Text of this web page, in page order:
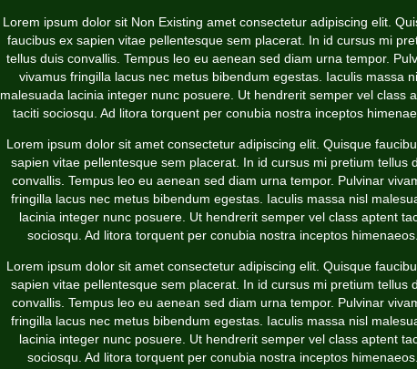
Lorem ipsum dolor sit Non Existing amet consectetur adipiscing elit.
faucibus ex sapien vitae pellentesque sem placerat. In id cursus mi
tellus duis convallis. Tempus leo eu aenean sed diam urna tempor.
vivamus fringilla lacus nec metus bibendum egestas. Iaculis massa
malesuada lacinia integer nunc posuere. Ut hendrerit semper vel class
taciti sociosqu. Ad litora torquent per conubia nostra inceptos
Lorem ipsum dolor sit amet consectetur adipiscing elit. Quisque
sapien vitae pellentesque sem placerat. In id cursus mi pretium tellus
convallis. Tempus leo eu aenean sed diam urna tempor. Pulvinar
fringilla lacus nec metus bibendum egestas. Iaculis massa nisl
lacinia integer nunc posuere. Ut hendrerit semper vel class aptent
sociosqu. Ad litora torquent per conubia nostra inceptos himenaeos.
Lorem ipsum dolor sit amet consectetur adipiscing elit. Quisque
sapien vitae pellentesque sem placerat. In id cursus mi pretium tellus
convallis. Tempus leo eu aenean sed diam urna tempor. Pulvinar
fringilla lacus nec metus bibendum egestas. Iaculis massa nisl
lacinia integer nunc posuere. Ut hendrerit semper vel class aptent
sociosqu. Ad litora torquent per conubia nostra inceptos himenaeos.